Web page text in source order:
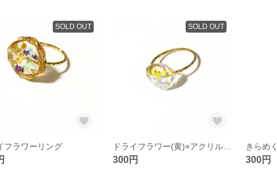
SOLD OUT
フラワーリング
SOLD OUT
ドライフラワー(黄)×アクリルリング
300円
きらめ
300円